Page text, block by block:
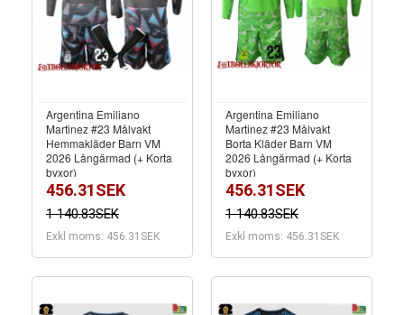
Argentina Emiliano
Martinez #23 Målvakt
Hemmakläder Barn VM
2026 Långärmad (+ Korta
byxor)
456.31SEK
1 140.83SEK
Exkl moms: 456.31SEK
Argentina Emiliano
Martinez #23 Målvakt
Borta Kläder Barn VM
2026 Långärmad (+ Korta
byxor)
456.31SEK
1 140.83SEK
Exkl moms: 456.31SEK